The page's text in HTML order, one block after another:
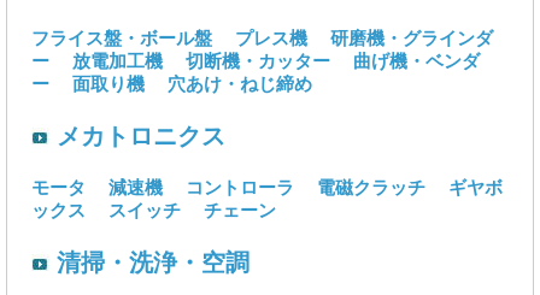
フライス盤・ボール盤 プレス機
研磨機・グラインダ
ー
放電加工機 切断機・カッター
曲げ機・ベンダ
ー
面取り機 穴あけ・ねじ締め
メカトロニクス
モータ 減速機 コントローラ 電磁クラッチ
ギヤボ
ックス
スイッチ チェーン
清掃・洗浄・空調